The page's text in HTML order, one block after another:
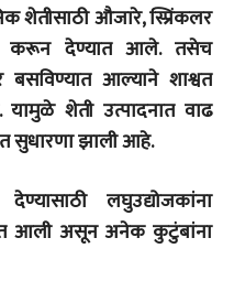
शेतीसाठी औजारे, स्प्रिंकलर
करून देण्यात आले. तसेच
आल्याने शाश्वत
शेती उत्पादनात वाढ
सुधारणा झाली आहे.
लघुउद्योजकांना
आली असून अनेक कुटुंबांना